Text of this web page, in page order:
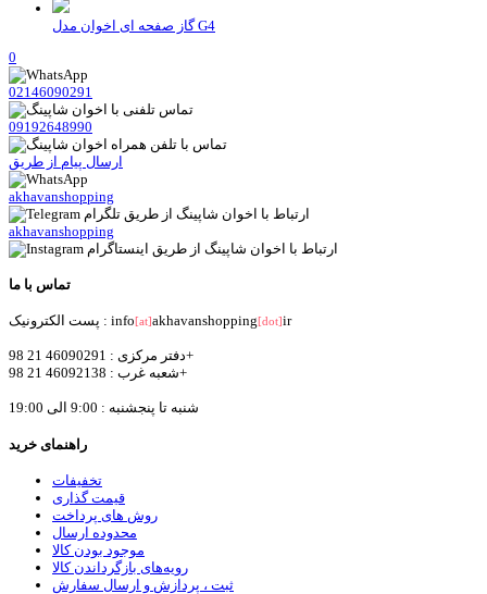
گاز صفحه ای اخوان مدل G4
0
02146090291
09192648990
ارسال پیام از طریق
akhavanshopping
akhavanshopping
تماس با ما
پست الکترونیک : info[at]akhavanshopping[dot]ir
دفتر مرکزی : 46090291 21 98+
شعبه غرب : 46092138 21 98+
شنبه تا پنجشنبه : 9:00 الی 19:00
راهنمای خرید
تخفیفات
قیمت گذاری
روش های پرداخت
محدوده ارسال
موجود بودن کالا
رویه‌های بازگرداندن کالا
ثبت ، پردازش و ارسال سفارش